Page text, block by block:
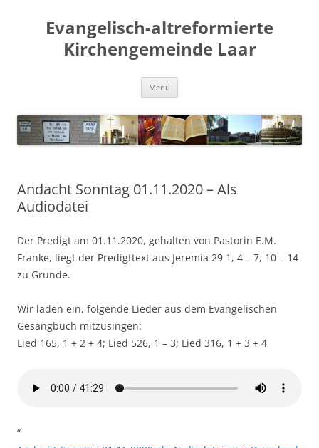
Evangelisch-altreformierte
Kirchengemeinde Laar
Menü
Andacht Sonntag 01.11.2020 – Als
Audiodatei
Der Predigt am 01.11.2020, gehalten von Pastorin E.M.
Franke, liegt der Predigttext aus Jeremia 29 1, 4 – 7, 10 – 14
zu Grunde.
Wir laden ein, folgende Lieder aus dem Evangelischen
Gesangbuch mitzusingen:
Lied 165, 1 + 2 + 4; Lied 526, 1 – 3; Lied 316, 1 + 3 + 4
“